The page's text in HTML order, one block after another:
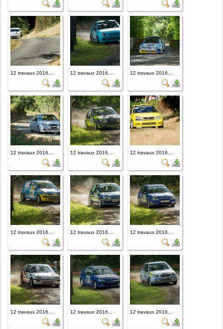
12 travaux 2016... 12 travaux 2016... 12 travaux 2016...
12 travaux 2016... 12 travaux 2016... 12 travaux 2016...
12 travaux 2016... 12 travaux 2016... 12 travaux 2016...
12 travaux 2016... 12 travaux 2016... 12 travaux 2016...